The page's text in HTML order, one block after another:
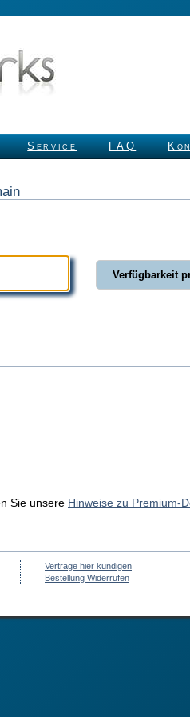
Service FAQ
Sie unsere Hinweise zu Premium-
Verträge hier kündigen
Bestellung Widerrufen